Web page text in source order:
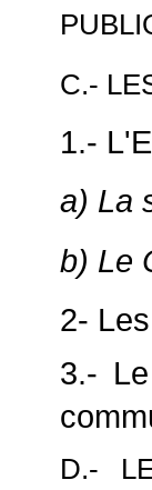
C.-
1.-
a) La
b) Le
2-
3.-
D.-